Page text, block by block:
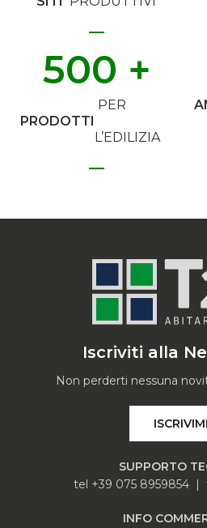
PRODOTTI
PER
L’EDILIZIA
500 +
Iscriviti alla
Non perderti nessuna
ISCRIVIMI
SUPPORTO
tel +39 075 8959854 |
INFO